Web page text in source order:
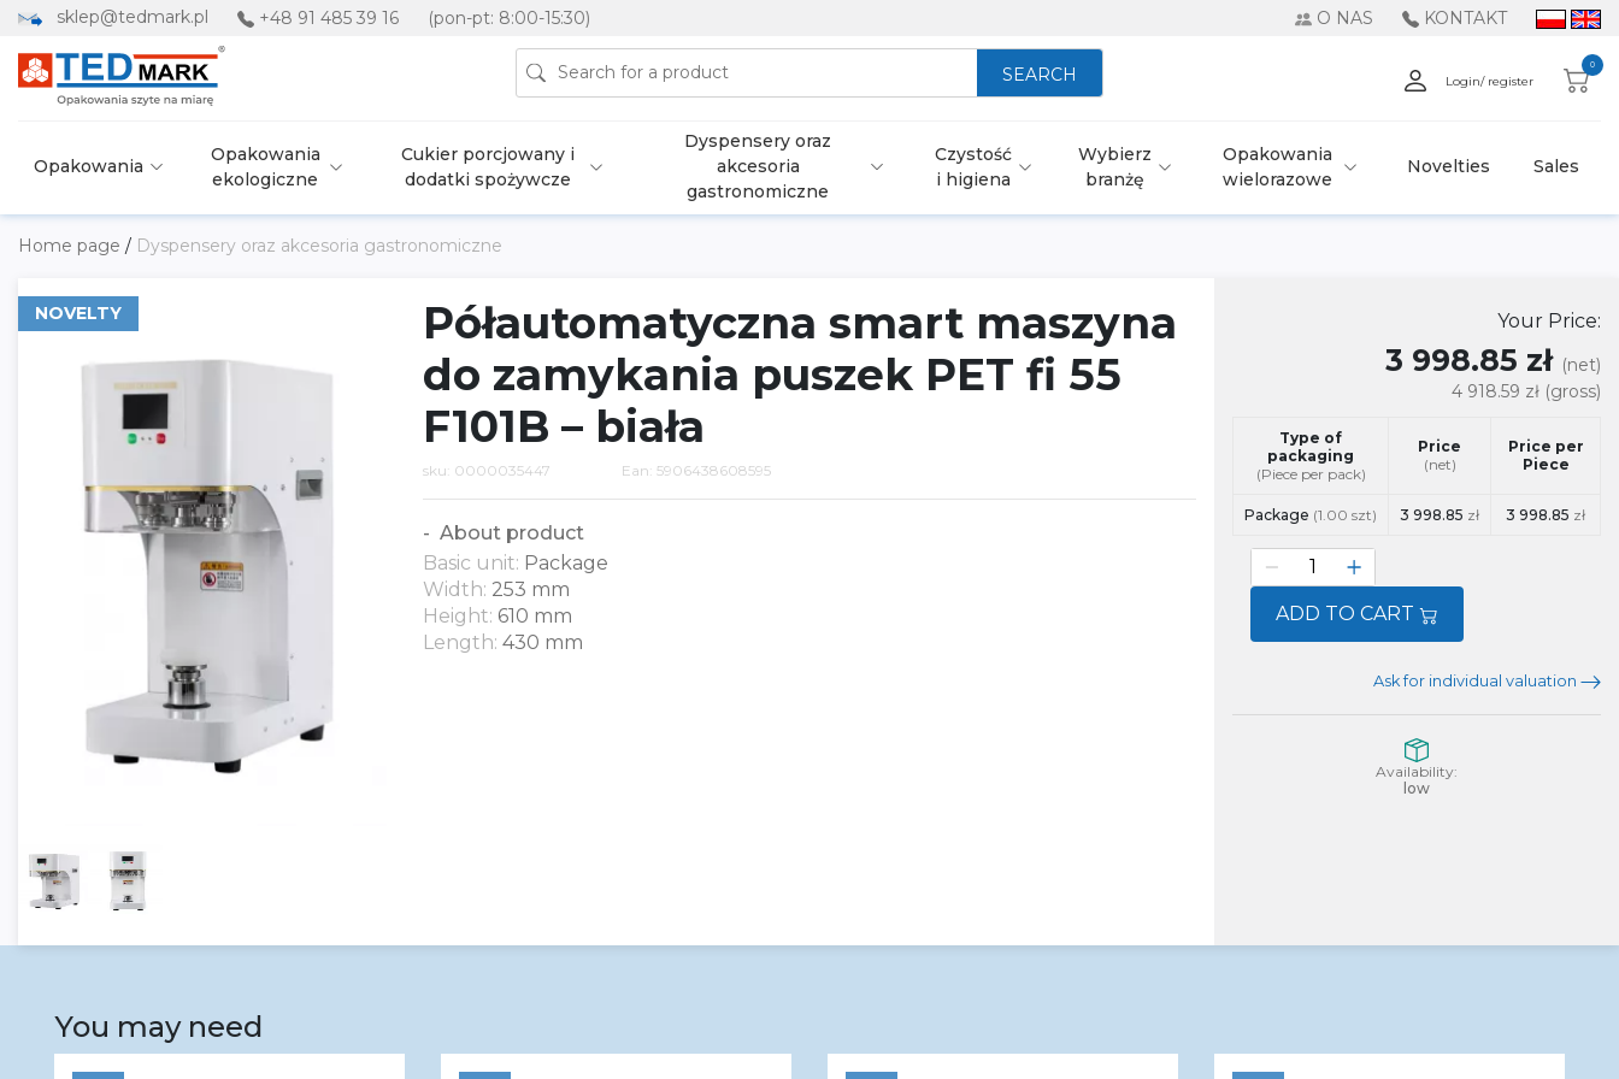
sklep@tedmark.pl +48 91 485 39 16 (pon-pt: 8:00-15:30) O NAS KONTAKT
SEARCH Login/ register
0
Opakowania
Opakowania
ekologiczne
Cukier porcjowany i
dodatki spożywcze
Dyspensery oraz
akcesoria
gastronomiczne
Czystość
i higiena
Wybierz
branżę
Opakowania
wielorazowe
Novelties Sales
Home page / Dyspensery oraz akcesoria gastronomiczne
NOVELTY
Półautomatyczna smart maszyna
do zamykania puszek PET fi 55
F101B – biała
sku: 0000035447 Ean: 5906438608595
About product
Basic unit: Package
Width: 253 mm
Height: 610 mm
Length: 430 mm
Your Price:
3 998.85 zł (net)
4 918.59 zł (gross)
Type of
packaging
(Piece per pack)
Price
(net)
Price per
Piece
Package (1.00 szt) 3 998.85 zł 3 998.85 zł
ADD TO CART
Ask for individual valuation
Availability:
low
You may need